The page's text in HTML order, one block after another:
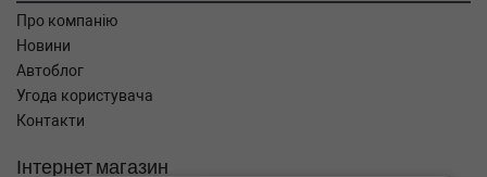
Про компанію
Новини
Автоблог
Угода користувача
Контакти
Інтернет магазин